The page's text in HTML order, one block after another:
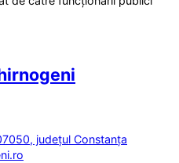
județul Constanța